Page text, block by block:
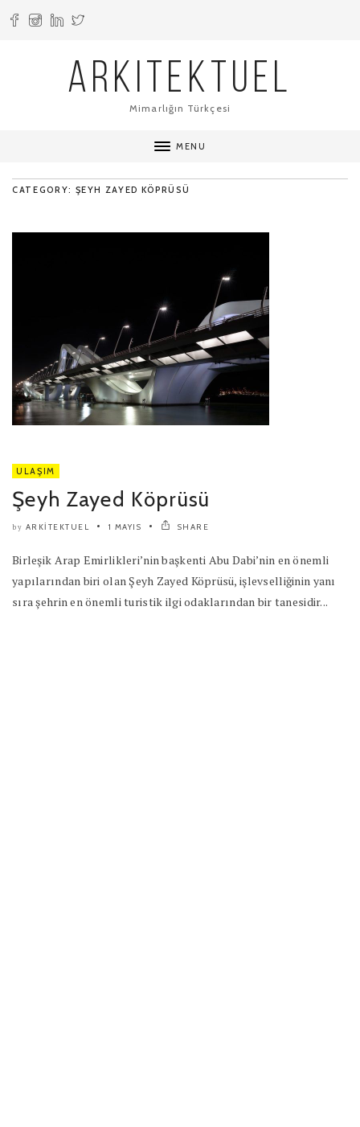
ARKITEKTUEL
Mimarlığın Türkçesi
MENU
CATEGORY: ŞEYH ZAYED KÖPRÜSÜ
ULAŞIM
Şeyh Zayed Köprüsü
by ARKITEKTUEL 1 MAYIS SHARE
Birleşik Arap Emirlikleri’nin başkenti Abu Dabi’nin en önemli
yapılarından biri olan Şeyh Zayed Köprüsü, işlevselliğinin yanı
sıra şehrin en önemli turistik ilgi odaklarından bir tanesidir...